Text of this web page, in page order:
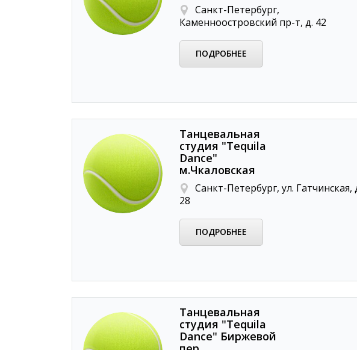
Санкт-Петербург,
Каменноостровский пр-т, д. 42
ПОДРОБНЕЕ
Танцевальная
студия "Tequila
Dance"
м.Чкаловская
Санкт-Петербург, ул. Гатчинская,
28
ПОДРОБНЕЕ
Танцевальная
студия "Tequila
Dance" Биржевой